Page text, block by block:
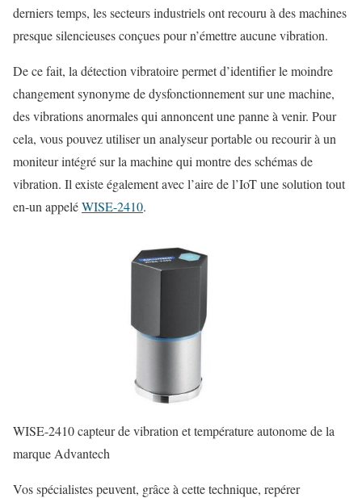
derniers temps, les secteurs industriels ont recouru à des machines
presque silencieuses conçues pour n’émettre aucune vibration.
De ce fait, la détection vibratoire permet d’identifier le moindre
changement synonyme de dysfonctionnement sur une machine,
des vibrations anormales qui annoncent une panne à venir. Pour
cela, vous pouvez utiliser un analyseur portable ou recourir à un
moniteur intégré sur la machine qui montre des schémas de
vibration. Il existe également avec l’aire de l’IoT une solution tout
en-un appeléWISE-2410.
WISE-2410 capteur de vibration et température autonome de la
marque Advantech
Vos spécialistes peuvent, grâce à cette technique, repérer